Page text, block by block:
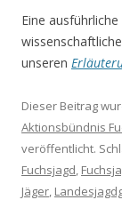
Eine
unseren
Dieser Beitrag
Aktionsbündnis
veröffentlicht.
Fuchsjagd,
Jäger,